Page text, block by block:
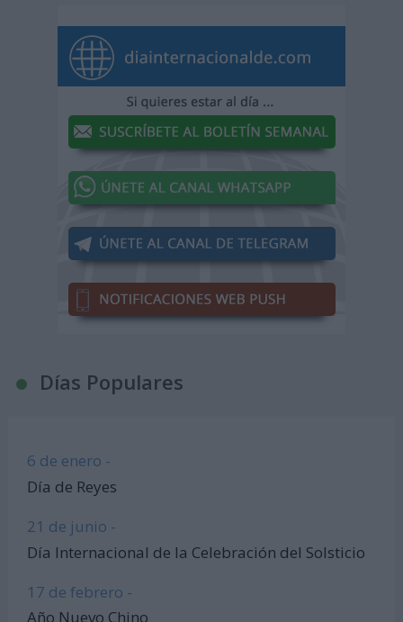
Días Populares
6 de enero -
Día de Reyes
21 de junio -
Día Internacional de la Celebración del Solsticio
17 de febrero -
Año Nuevo Chino